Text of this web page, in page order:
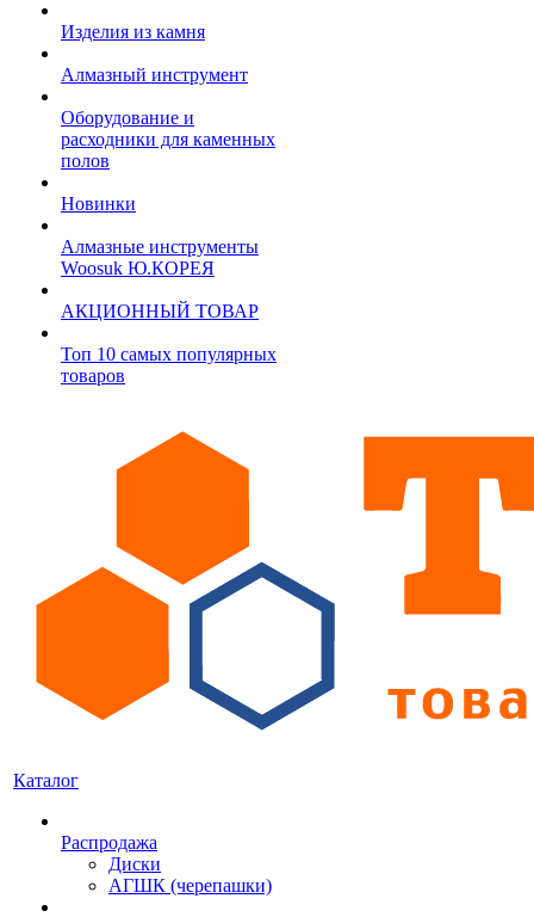
Изделия из камня
Алмазный инструмент
Оборудование и
расходники для каменных
полов
Новинки
Алмазные инструменты
Woosuk Ю.КОРЕЯ
АКЦИОННЫЙ ТОВАР
Топ 10 самых популярных
товаров
Каталог
Распродажа
Диски
АГШК (черепашки)